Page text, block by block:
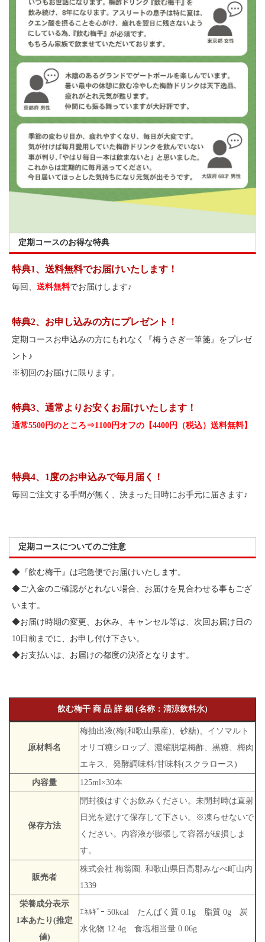
定期コースのお得な特典
特典1、送料無料でお届けいたします！
毎回、 送料無料でお届けします♪
特典2、お申し込みの方にプレゼント！
定期コースお申込みの方にもれなく『梅うさぎ一筆箋』をプレゼ
ント♪
※初回のお届けに限ります。
特典3、通常よりお安くお届けいたします！
通常5500円のところ⇒1100円オフの【4400円（税込）送料無料】
特典4、1度のお申込みで毎月届く！
毎回ご注文する手間が無く、決まった日時にお手元に届きます♪
定期コースについてのご注意
◆『飲む梅干』は宅急便でお届けいたします。
◆ご入金のご確認がとれない場合、お届けを見合わせる事もござ
います。
◆お届け時期の変更、お休み、キャンセル等は、次回お届け日の
10日前までに、お申し付け下さい。
◆お支払いは、お届けの都度の決済となります。
飲む梅干 商 品 詳 細 (名称：清涼飲料水)
原材料名
梅抽出液(梅(和歌山県産)、砂糖)、イソマルト
オリゴ糖シロップ、濃縮脱塩梅酢、黒糖、梅肉
エキス、発酵調味料/甘味料(スクラロース)
内容量 125ml×30本
保存方法
開封後はすぐお飲みください。未開封時は直射
日光を避けて保存して下さい。※凍らせないで
ください。内容液が膨張して容器が破損しま
す。
販売者
株式会社 梅翁園. 和歌山県日高郡みなべ町山内
1339
栄養成分表示
1本あたり(推定
値)
ｴﾈﾙｷﾞｰ 50kcal たんぱく質 0.1g 脂質 0g 炭
水化物 12.4g 食塩相当量 0.06g